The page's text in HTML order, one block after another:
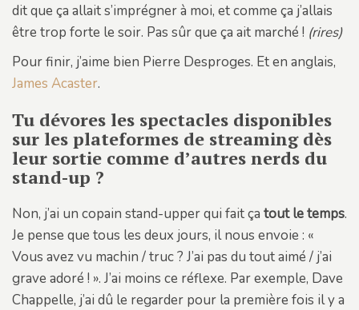
dit que ça allait s’imprégner à moi, et comme ça j’allais
être trop forte le soir. Pas sûr que ça ait marché ! (rires)
Pour finir, j’aime bien Pierre Desproges. Et en anglais,
James Acaster.
Tu dévores les spectacles disponibles
sur les plateformes de streaming dès
leur sortie comme d’autres nerds du
stand-up ?
Non, j’ai un copain stand-upper qui fait ça tout le temps.
Je pense que tous les deux jours, il nous envoie : «
Vous avez vu machin / truc ? J’ai pas du tout aimé / j’ai
grave adoré ! ». J’ai moins ce réflexe. Par exemple, Dave
Chappelle, j’ai dû le regarder pour la première fois il y a